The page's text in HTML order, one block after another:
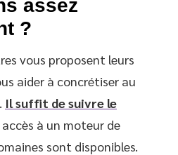
assez
?
vous proposent leurs
aider à concrétiser au
Il suffit de suivre le
à un moteur de
sont disponibles.